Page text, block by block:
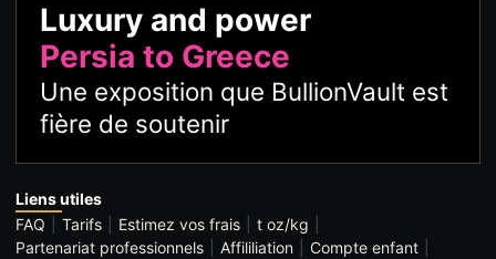
Luxury and power
Persia to Greece
Une exposition que BullionVault est
fière de soutenir
Liens utiles
FAQ
Tarifs Estimez vos frais
t oz/kg
Partenariat professionnels
Affililiation
Compte enfant